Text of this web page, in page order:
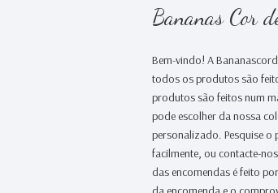
Bananas Cor
Bem-vindo! A
todos os produtos são
produtos são feitos num
pode escolher da nossa
personalizado. Pesquise o
facilmente, ou contacte-
das encomendas é feito